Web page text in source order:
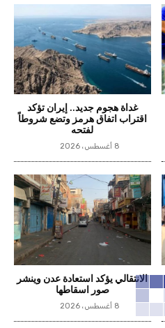
غداة هجوم جديد.. إيران تؤكد
اقتراب اتفاق هرمز وتضع شروطاً
لفتحه
8 أغسطس، 2026
الانتقالي يؤكد استعادة عدن وينشر
صور اسقاطها
8 أغسطس، 2026